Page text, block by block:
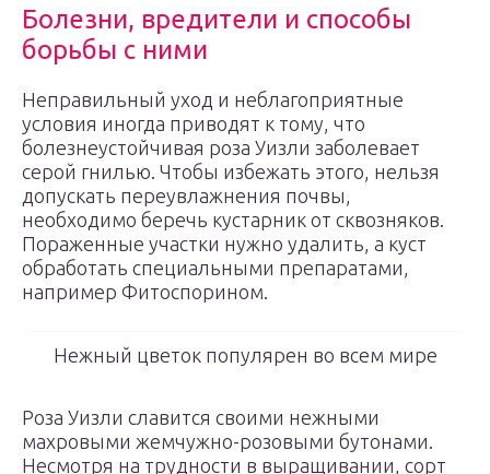
Болезни, вредители и способы
борьбы с ними
Неправильный уход и неблагоприятные
условия иногда приводят к тому, что
болезнеустойчивая роза Уизли заболевает
серой гнилью. Чтобы избежать этого, нельзя
допускать переувлажнения почвы,
необходимо беречь кустарник от сквозняков.
Пораженные участки нужно удалить, а куст
обработать специальными препаратами,
например Фитоспорином.
Нежный цветок популярен во всем мире
Роза Уизли славится своими нежными
махровыми жемчужно-розовыми бутонами.
Несмотря на трудности в выращивании, сорт